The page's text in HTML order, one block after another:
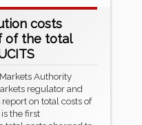
costs
of the total
Authority
regulator and
on total costs of
the first